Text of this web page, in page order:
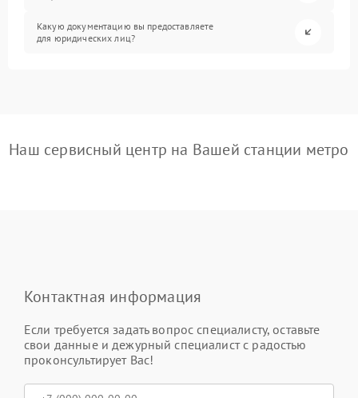
Какую документацию вы предоставляете
для юридических лиц?
Наш сервисный центр на Вашей станции метро
Контактная информация
Если требуется задать вопрос специалисту, оставьте
свои данные и дежурный специалист с радостью
проконсультирует Вас!